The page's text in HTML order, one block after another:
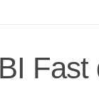
Fast